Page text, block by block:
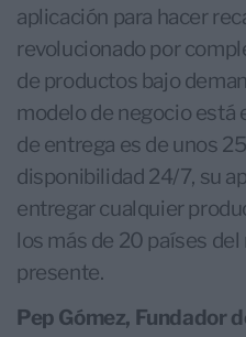
aplicación para hacer
revolucionado por
de productos bajo
modelo de negocio está
de entrega es de unos
disponibilidad 24/7, su
entregar cualquier
los más de 20 países
presente.
Pep Gómez, Fundador